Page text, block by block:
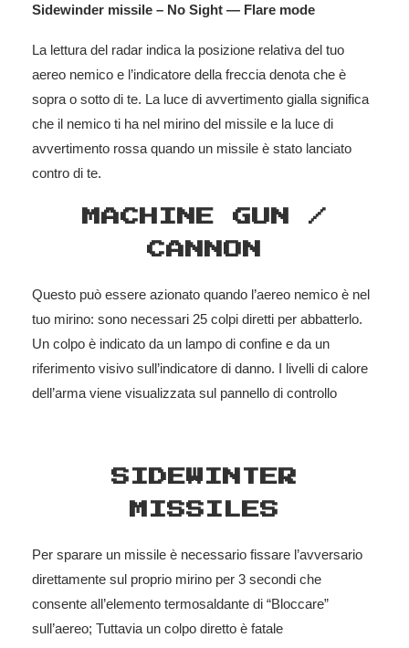
Sidewinder missile – No Sight — Flare mode
La lettura del radar indica la posizione relativa del tuo
aereo nemico e l’indicatore della freccia denota che è
sopra o sotto di te. La luce di avvertimento gialla significa
che il nemico ti ha nel mirino del missile e la luce di
avvertimento rossa quando un missile è stato lanciato
contro di te.
MACHINE GUN /
CANNON
Questo può essere azionato quando l’aereo nemico è nel
tuo mirino: sono necessari 25 colpi diretti per abbatterlo.
Un colpo è indicato da un lampo di confine e da un
riferimento visivo sull’indicatore di danno. I livelli di calore
dell’arma viene visualizzata sul pannello di controllo
SIDEWINTER
MISSILES
Per sparare un missile è necessario fissare l’avversario
direttamente sul proprio mirino per 3 secondi che
consente all’elemento termosaldante di “Bloccare”
sull’aereo; Tuttavia un colpo diretto è fatale